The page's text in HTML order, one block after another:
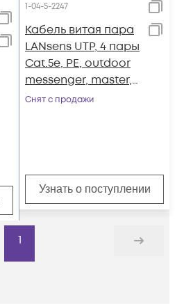
1-04-5-2247
Кабель витая пара
LANsens UTP, 4 пары
Cat.5e, PE, outdoor
messenger, master,
305м
Снят с продажи
Узнать о поступлении
1
Дальше